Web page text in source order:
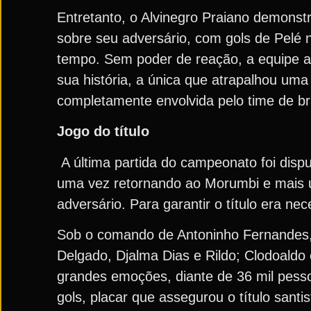
Entretanto, o Alvinegro Praiano
sobre seu adversário, com gols de Pelé
tempo. Sem poder de reação, a equipe
sua história, a única que atrapalhou
completamente envolvida pelo time de
Jogo do título
A última partida do campeonato foi
uma vez retornando ao Morumbi e
adversário. Para garantir o título era
Sob o comando de Antoninho
Delgado, Djalma Dias e Rildo;
grandes emoções, diante de 36 mil
gols, placar que assegurou o título